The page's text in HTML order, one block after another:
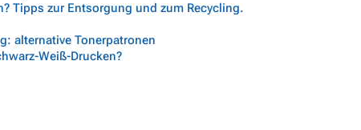
Tipps zur Entsorgung und zum Recycling.
alternative Tonerpatronen
Weiß-Drucken?